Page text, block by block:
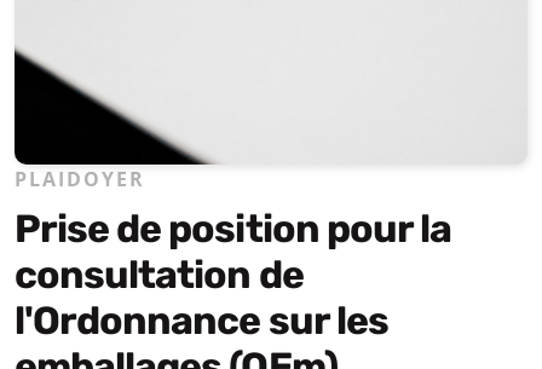
PLAIDOYER
Prise de position pour la
consultation de
l'Ordonnance sur les